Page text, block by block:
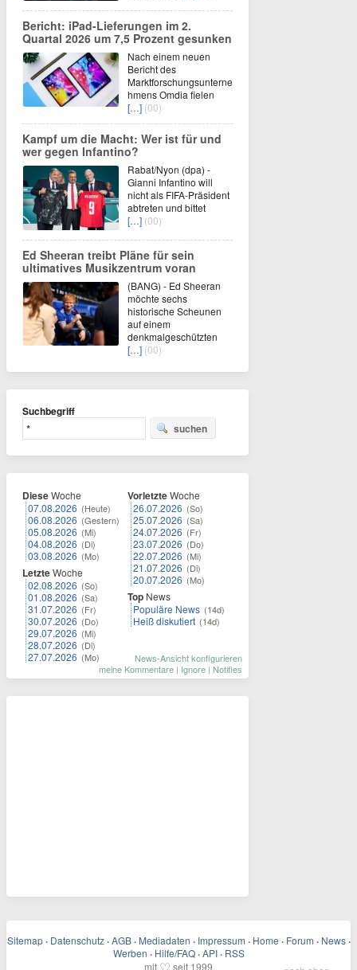
Bericht: iPad-Lieferungen im 2.
Quartal 2026 um 7,5 Prozent gesunken
Nach einem neuen
Bericht des
Marktforschungsunterne
hmens Omdia fielen
[…] (00)
Kampf um die Macht: Wer ist für und
wer gegen Infantino?
Rabat/Nyon (dpa) -
Gianni Infantino will
nicht als FIFA-Präsident
abtreten und bittet
[…] (00)
Ed Sheeran treibt Pläne für sein
ultimatives Musikzentrum voran
(BANG) - Ed Sheeran
möchte sechs
historische Scheunen
auf einem
denkmalgeschützten
[…] (00)
Suchbegriff
suchen
DieseWoche
07.08.2026 (Heute)
06.08.2026 (Gestern)
05.08.2026 (Mi)
04.08.2026 (Di)
03.08.2026 (Mo)
LetzteWoche
02.08.2026 (So)
01.08.2026 (Sa)
31.07.2026 (Fr)
30.07.2026 (Do)
29.07.2026 (Mi)
28.07.2026 (Di)
27.07.2026 (Mo)
VorletzteWoche
26.07.2026 (So)
25.07.2026 (Sa)
24.07.2026 (Fr)
23.07.2026 (Do)
22.07.2026 (Mi)
21.07.2026 (Di)
20.07.2026 (Mo)
Top News
Populäre News (14d)
Heiß diskutiert (14d)
News-Ansicht konfigurieren
meine Kommentare | Ignore | Notifies
Sitemap · Datenschutz · AGB · Mediadaten · Impressum · Home · Forum · News ·
Werben · Hilfe/FAQ · API · RSS
mit
seit 1999